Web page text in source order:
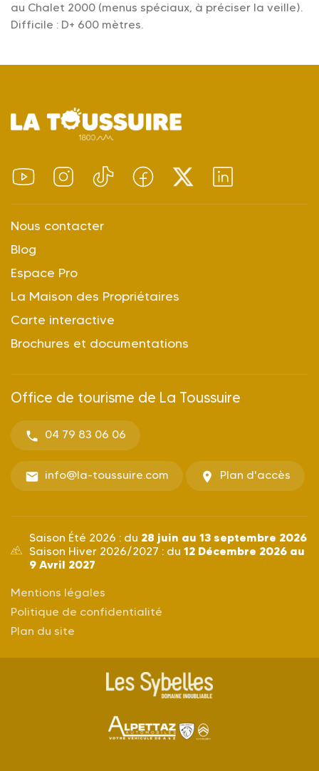
au Chalet 2000 (menus spéciaux, à préciser la veille).
Difficile : D+ 600 mètres.
Nous contacter
Blog
Espace Pro
La Maison des Propriétaires
Carte interactive
Brochures et documentations
Office de tourisme de La Toussuire
04 79 83 06 06
info@la-toussuire.com Plan d'accès
Saison Été 2026 : du 28 juin au 13 septembre 2026
Saison Hiver 2026/2027 : du 12 Décembre 2026 au
9 Avril 2027
Mentions légales
Politique de confidentialité
Plan du site